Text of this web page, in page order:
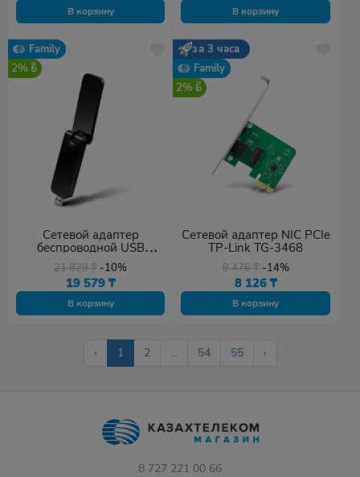
В корзину В корзину
Family
2%
Сетевой адаптер
беспроводной USB
AC1200 Tp-Link Archer
T4U
21 829₸ -10%
19 579 ₸
В корзину
за 3 часа
Family
2%
Сетевой адаптер NIC PCIe
TP-Link TG-3468
9 476₸ -14%
8 126 ₸
В корзину
‹ 1 2 ... 54 55 ›
8 727 221 00 66